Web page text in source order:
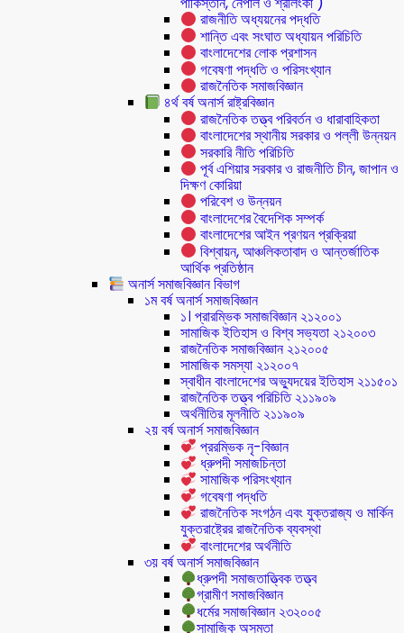
রাজনীতি অধ্যয়নের পদ্ধতি
শান্তি এবং সংঘাত অধ্যায়ন পরিচিতি
বাংলাদেশের লোক প্রশাসন
গবেষণা পদ্ধতি ও পরিসংখ্যান
রাজনৈতিক সমাজবিজ্ঞান
৪র্থ বর্ষ অনার্স রাষ্ট্রবিজ্ঞান
রাজনৈতিক তত্ত্ব পরিবর্তন ও ধারাবাহিকতা
বাংলাদেশের স্থানীয় সরকার ও পল্লী উন্নয়ন
সরকারি নীতি পরিচিতি
পূর্ব এশিয়ার সরকার ও রাজনীতি চীন, জাপান ও
দিক্ষণ কোরিয়া
পরিবেশ ও উন্নয়ন
বাংলাদেশের বৈদেশিক সম্পর্ক
বাংলাদেশের আইন প্রণয়ন প্রক্রিয়া
বিশ্বায়ন, আঞ্চলিকতাবাদ ও আন্তর্জাতিক
আর্থিক প্রতিষ্ঠান
অনার্স সমাজবিজ্ঞান বিভাগ
১ম বর্ষ অনার্স সমাজবিজ্ঞান
১। প্রারম্ভিক সমাজবিজ্ঞান ২১২০০১
সামাজিক ইতিহাস ও বিশ্ব সভ্যতা ২১২০০৩
রাজনৈতিক সমাজবিজ্ঞান ২১২০০৫
সামাজিক সমস্যা ২১২০০৭
স্বাধীন বাংলাদেশের অভ্যুদয়ের ইতিহাস ২১১৫০১
রাজনৈতিক তত্ত্ব পরিচিতি ২১১৯০৯
অর্থনীতির মূলনীতি ২১১৯০৯
২য় বর্ষ অনার্স সমাজবিজ্ঞান
প্ররম্ভিক নৃ-বিজ্ঞান
ধ্রুপদী সমাজচিন্তা
সামাজিক পরিসংখ্যান
গবেষণা পদ্ধতি
রাজনৈতিক সংগঠন এবং যুক্তরাজ্য ও মার্কিন
যুক্তরাষ্ট্রের রাজনৈতিক ব্যবস্থা
বাংলাদেশের অর্থনীতি
৩য় বর্ষ অনার্স সমাজবিজ্ঞান
ধ্রুপদী সমাজতাত্ত্বিক তত্ত্ব
গ্রামীণ সমাজবিজ্ঞান
ধর্মের সমাজবিজ্ঞান ২৩২০০৫
সামাজিক অসমতা